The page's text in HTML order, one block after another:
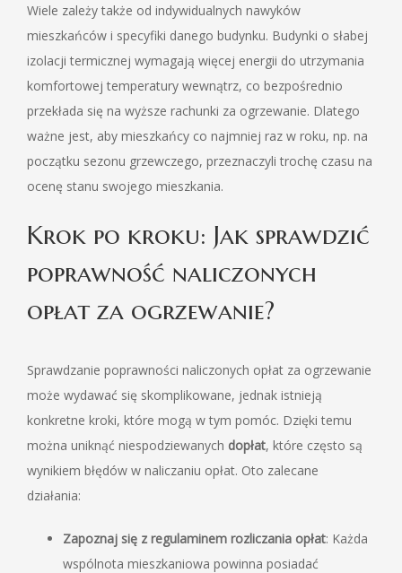
Wiele zależy także od indywidualnych nawyków
mieszkańców i specyfiki danego budynku. Budynki o słabej
izolacji termicznej wymagają więcej energii do utrzymania
komfortowej temperatury wewnątrz, co bezpośrednio
przekłada się na wyższe rachunki za ogrzewanie. Dlatego
ważne jest, aby mieszkańcy co najmniej raz w roku, np. na
początku sezonu grzewczego, przeznaczyli trochę czasu na
ocenę stanu swojego mieszkania.
Krok po kroku: Jak sprawdzić
poprawność naliczonych
opłat za ogrzewanie?
Sprawdzanie poprawności naliczonych opłat za ogrzewanie
może wydawać się skomplikowane, jednak istnieją
konkretne kroki, które mogą w tym pomóc. Dzięki temu
można uniknąć niespodziewanych dopłat, które często są
wynikiem błędów w naliczaniu opłat. Oto zalecane
działania:
Zapoznaj się z regulaminem rozliczania opłat: Każda
wspólnota mieszkaniowa powinna posiadać